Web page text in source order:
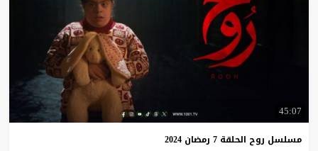
45:07
مسلسل روح الحلقة 7 رمضان 2024